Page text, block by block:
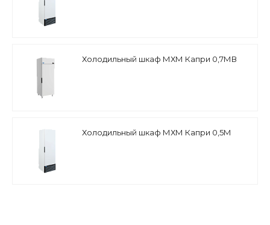
Холодильный шкаф МХМ Капри 0,7МВ
Холодильный шкаф МХМ Капри 0,5М